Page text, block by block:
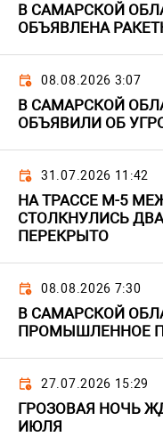
В САМАРСКОЙ
ОБЪЯВЛЕНА
08.08.2026 3:07
В САМАРСКОЙ
ОБЪЯВИЛИ ОБ
31.07.2026 11:42
НА ТРАССЕ М-5
СТОЛКНУЛИСЬ
ПЕРЕКРЫТО
08.08.2026 7:30
В САМАРСКОЙ
ПРОМЫШЛЕННОЕ
27.07.2026 15:29
ГРОЗОВАЯ НОЧЬ
ИЮЛЯ